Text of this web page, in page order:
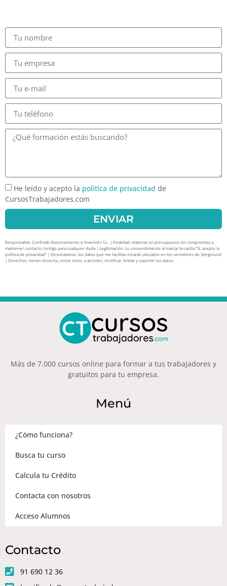
He leído y acepto la política de privacidad de
CursosTrabajadores.com
ENVIAR
Responsable: Confislab Asesoramiento e Inversión S.L. | Finalidad: elaborar un presupuesto sin compromiso y
mantener contacto contigo para cualquier duda | Legitimación: tu consentimiento al marcar la casilla “Sí, acepto la
política de privacidad” | Destinatarios: los datos que me facilitas estarán ubicados en los servidores de Siteground
| Derechos: tienes derecho, entre otros, a acceder, rectificar, limitar y suprimir tus datos.
Más de 7.000 cursos online para formar a tus trabajadores y
gratuitos para tu empresa.
Menú
¿Cómo funciona?
Busca tu curso
Calcula tu Crédito
Contacta con nosotros
Acceso Alumnos
Contacto
91 690 12 36